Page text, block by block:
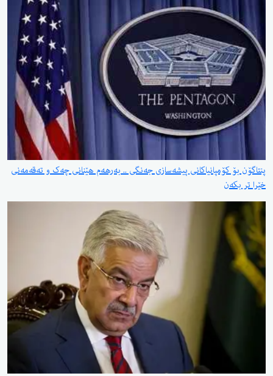
پنتاگۆن بۆ کۆمپانیاکانی پیشەسازی جەنگی .. بەرهەم هێنانی چەک و تەقەمەنی
خێرا تر بکەن